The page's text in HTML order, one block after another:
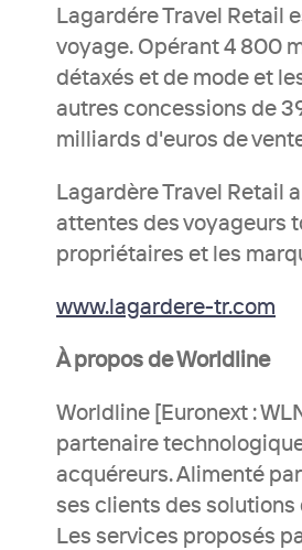
Lagardére Travel Retail
voyage. Opérant 4 800
détaxés et de mode et
autres concessions de
milliards d'euros de
Lagardère Travel Retail
attentes des voyageurs
propriétaires et les
www.lagardere-tr.com
À propos de Worldline
Worldline [Euronext :
partenaire
acquéreurs. Alimenté
ses clients des
Les services proposés